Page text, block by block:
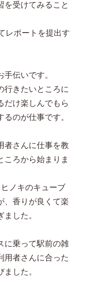
を受けてみること
レポートを提出す
伝いです。
行きたいところに
だけ楽しんでもら
のが仕事です。
者さんに仕事を教
ころから始まりま
ノキのキューブ
、香りが良くて楽
した。
に乗って駅前の雑
用者さんに合った
した。